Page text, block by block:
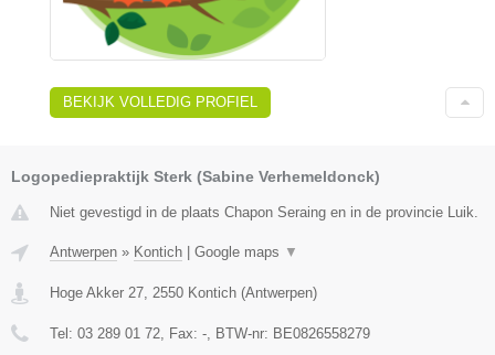
BEKIJK VOLLEDIG PROFIEL
Logopediepraktijk Sterk (Sabine Verhemeldonck)
Niet gevestigd in de plaats Chapon Seraing en in de provincie Luik.
Antwerpen » Kontich Google maps ▼
Hoge Akker 27, 2550 Kontich (Antwerpen)
Tel: 03 289 01 72, Fax: -, BTW-nr: BE0826558279